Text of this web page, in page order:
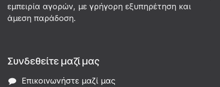
εμπειρία αγορών, με γρήγορη εξυπηρέτηση και
άμεση παράδοση.
Συνδεθείτε μαζί μας
Επικοινωνήστε μαζί μας